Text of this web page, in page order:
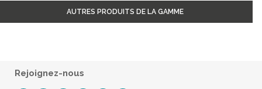
AUTRES PRODUITS DE LA GAMME
Rejoignez-nous